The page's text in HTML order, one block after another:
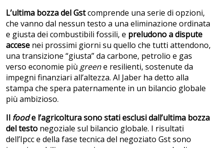
L’ultima bozza del Gstcomprende una serie di opzioni,
che vanno dal nessun testo a una eliminazione ordinata
e giusta dei combustibili fossili, e preludono a dispute
accese nei prossimi giorni su quello che tutti attendono,
una transizione “giusta” da carbone, petrolio e gas
verso economie più greene resilienti, sostenute da
impegni finanziari all’altezza. Al Jaber ha detto alla
stampa che spera paternamente in un bilancio globale
più ambizioso.
Il foode l’agricoltura sono stati esclusi dall’ultima bozza
del testo negoziale sul bilancio globale. I risultati
dell’Ipcc e della fase tecnica del negoziato Gst sono